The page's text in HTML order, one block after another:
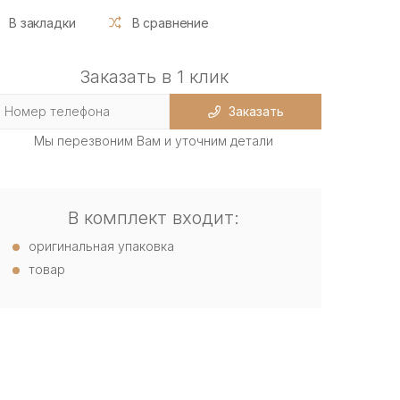
В закладки В сравнение
Заказать в 1 клик
Заказать
Мы перезвоним Вам и уточним детали
В комплект входит:
оригинальная упаковка
товар